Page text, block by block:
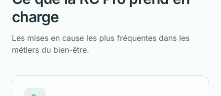
charge
Les mises en cause les plus fréquentes dans les
métiers du bien-être.